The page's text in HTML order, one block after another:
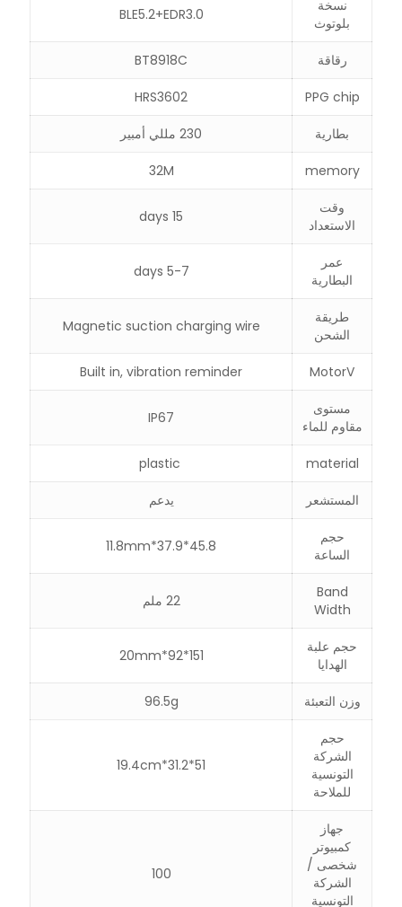
نسخة
بلوتوث
BLE5.2+EDR3.0
رقاقة BT8918C
PPG chip
HRS3602
بطارية 230 مللي أمبير
memory
32M
وقت
الاستعداد
15 days
عمر
البطارية
5-7 days
طريقة
الشحن
Magnetic suction charging wire
MotorV
Built in, vibration reminder
مستوى
مقاوم للماء
IP67
material
المستشعر يدعم
حجم
الساعة
45.8*37.9*11.8mm
Band
Width
22 ملم
حجم علبة
الهدايا
151*92*20mm
وزن التعبئة 96.5g
حجم
الشركة
التونسية
للملاحة
51*31.2*19.4cm
جهاز
كمبيوتر
شخصى /
الشركة
التونسية
100